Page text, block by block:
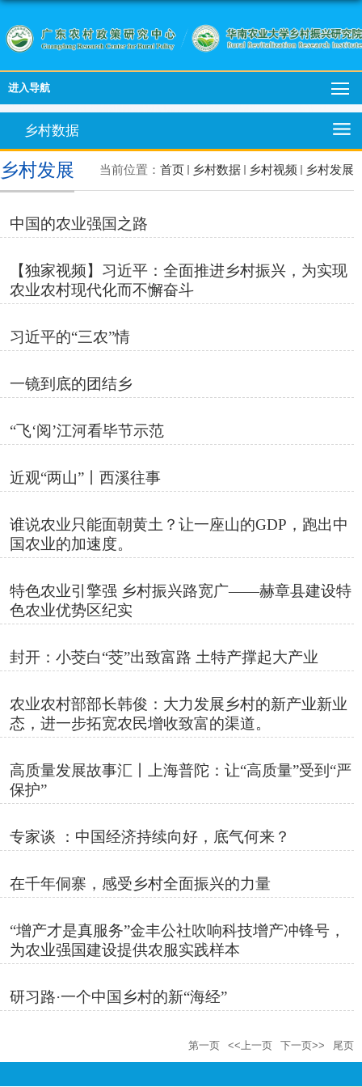
进入导航
乡村数据
当前位置： 首页 乡村数据 乡村视频 乡村发展
乡村发展
中国的农业强国之路
【独家视频】习近平：全面推进乡村振兴，为实现
农业农村现代化而不懈奋斗
习近平的“三农”情
一镜到底的团结乡
“飞‘阅’江河看毕节示范
近观“两山”丨西溪往事
谁说农业只能面朝黄土？让一座山的GDP，跑出中
国农业的加速度。
特色农业引擎强 乡村振兴路宽广——赫章县建设特
色农业优势区纪实
封开：小茭白“茭”出致富路 土特产撑起大产业
农业农村部部长韩俊：大力发展乡村的新产业新业
态，进一步拓宽农民增收致富的渠道。
高质量发展故事汇丨上海普陀：让“高质量”受到“严
保护”
专家谈 ：中国经济持续向好，底气何来？
在千年侗寨，感受乡村全面振兴的力量
“增产才是真服务”金丰公社吹响科技增产冲锋号，
为农业强国建设提供农服实践样本
研习路·一个中国乡村的新“海经”
第一页 <<上一页 下一页>> 尾页